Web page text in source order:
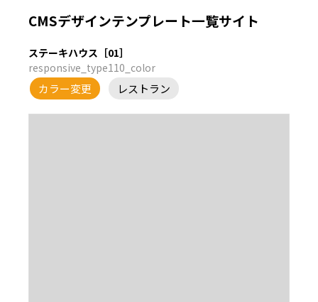
CMSデザインテンプレート一覧サイト
ステーキハウス［01］
responsive_type110_color
レストラン
カラー変更